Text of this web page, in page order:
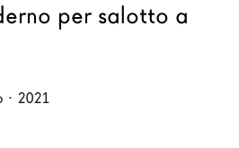
per salotto a
· 2021